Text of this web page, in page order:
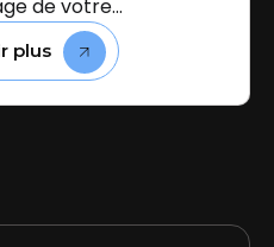
de votre...
plus